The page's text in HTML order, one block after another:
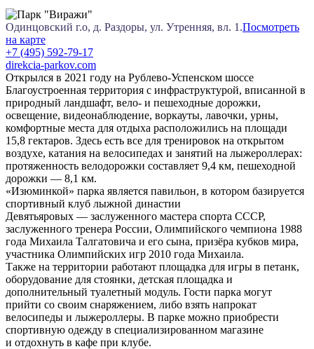
Одинцовский г.о, д. Раздоры, ул. Утренняя, вл. 1.Посмотреть
на карте
+7 (495) 592-79-17
direkcia-parkov.com
Открылся в 2021 году на Рублево-Успенском шоссе
Благоустроенная территория с инфраструктурой, вписанной в
природный ландшафт, вело- и пешеходные дорожки,
освещение, видеонаблюдение, воркауты, лавочки, урны,
комфортные места для отдыха расположились на площади
15,8 гектаров. Здесь есть все для тренировок на открытом
воздухе, катания на велосипедах и занятий на лыжероллерах:
протяженность велодорожки составляет 9,4 км, пешеходной
дорожки — 8,1 км.
«Изюминкой» парка является павильон, в котором базируется
спортивный клуб лыжной династии
Девятьяровых — заслуженного мастера спорта СССР,
заслуженного тренера России, Олимпийского чемпиона 1988
года Михаила Талгатовича и его сына, призёра кубков мира,
участника Олимпийских игр 2010 года Михаила.
Также на территории работают площадка для игры в петанк,
оборудование для стоянки, детская площадка и
дополнительный туалетный модуль. Гости парка могут
прийти со своим снаряжением, либо взять напрокат
велосипеды и лыжероллеры. В парке можно приобрести
спортивную одежду в специализированном магазине
и отдохнуть в кафе при клубе.